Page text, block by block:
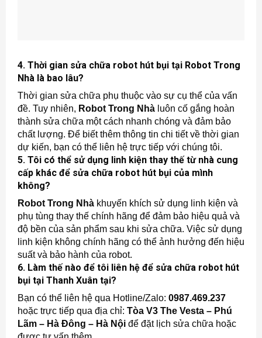
4. Thời gian sửa chữa robot hút bụi tại Robot Trong
Nhà là bao lâu?
Thời gian sửa chữa phụ thuộc vào sự cụ thể của vấn
đề. Tuy nhiên, Robot Trong Nhàluôn cố gắng hoàn
thành sửa chữa một cách nhanh chóng và đảm bảo
chất lượng. Để biết thêm thông tin chi tiết về thời gian
dự kiến, bạn có thể liên hệ trực tiếp với chúng tôi.
5. Tôi có thể sử dụng linh kiện thay thế từ nhà cung
cấp khác để sửa chữa robot hút bụi của mình
không?
Robot Trong Nhàkhuyến khích sử dụng linh kiện và
phụ tùng thay thế chính hãng để đảm bảo hiệu quả và
độ bền của sản phẩm sau khi sửa chữa. Việc sử dụng
linh kiện không chính hãng có thể ảnh hưởng đến hiệu
suất và bảo hành của robot.
6. Làm thế nào để tôi liên hệ để sửa chữa robot hút
bụi tại Thanh Xuân tại?
Bạn có thể liên hệ qua Hotline/Zalo: 0987.469.237
hoặc trực tiếp qua địa chỉ: Tòa V3 The Vesta – Phú
Lãm – Hà Đông – Hà Nội để đặt lịch sửa chữa hoặc